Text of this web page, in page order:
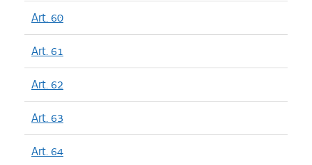
Art. 60
Art. 61
Art. 62
Art. 63
Art. 64